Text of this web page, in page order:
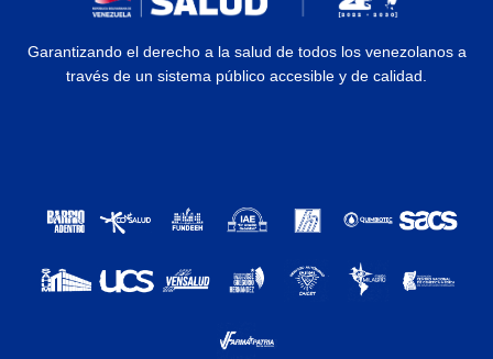
Garantizando el derecho a la salud de todos los venezolanos a
través de un sistema público accesible y de calidad.